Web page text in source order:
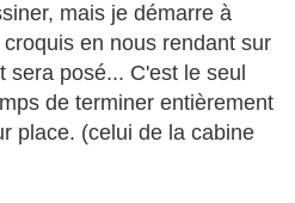
mais je démarre à
en nous rendant sur
sera posé... C'est le seul
de terminer entièrement
place. (celui de la cabine